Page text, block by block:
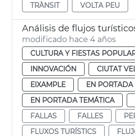
TRÀNSIT
VOLTA PEU
modificado hace 4 años
CULTURA Y FIESTAS
INNOVACIÓN
CIUTAT
EIXAMPLE
EN PORTADA
EN PORTADA TEMÁTICA
FALLAS
FALLES
FLUXOS TURÍSTICS